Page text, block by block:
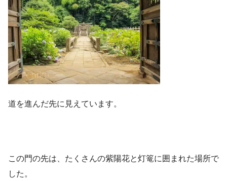
道を進んだ先に見えています。
この門の先は、たくさんの紫陽花と灯篭に囲まれた場所で
した。